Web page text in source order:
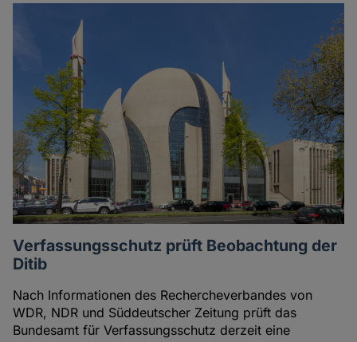
Verfassungsschutz prüft Beobachtung der
Ditib
Nach Informationen des Rechercheverbandes von
WDR, NDR und Süddeutscher Zeitung prüft das
Bundesamt für Verfassungsschutz derzeit eine